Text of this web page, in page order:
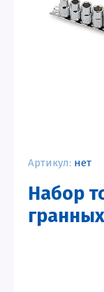
Артикул: нет
Набор